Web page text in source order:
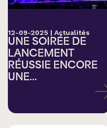
12-09-2025 | Actualités
UNE SOIRÉE DE
LANCEMENT
RÉUSSIE ENCORE
UNE...